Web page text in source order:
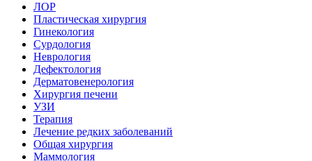
ЛОР
Пластическая хирургия
Гинекология
Сурдология
Неврология
Дефектология
Дерматовенерология
Хирургия печени
УЗИ
Терапия
Лечение редких заболеваний
Общая хирургия
Маммология